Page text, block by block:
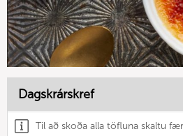
Dagskrárskref
Til að skoða alla töfluna skaltu